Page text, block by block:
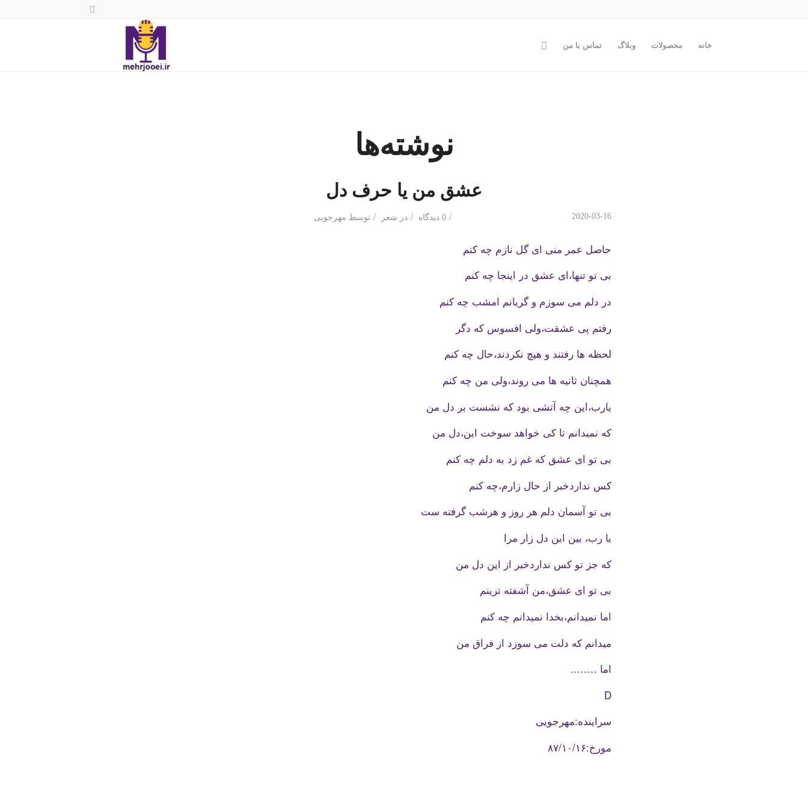
خانه محصولات وبلاگ تماس با من
نوشته‌ها
عشق من یا حرف دل
2020-03-16
/ 0 دیدگاه / در شعر / توسط مهرجویی
حاصل عمر منی ای گل نازم چه کنم
بی تو تنها،ای عشق در اینجا چه کنم
در دلم می سوزم و گریانم امشب چه کنم
رفتم پی عشقت،ولی افسوس که دگر
لحظه ها رفتند و هیچ نکردند،حال چه کنم
همچنان ثانیه ها می روند،ولی من چه کنم
یارب،این چه آتشی بود که نشست بر دل من
که نمیدانم تا کی خواهد سوخت این،دل من
بی تو ای عشق که غم زد به دلم چه کنم
کس نداردخبر از حال زارم،چه کنم
بی تو آسمان دلم هر روز و هرشب گرفته ست
یا رب، بین این دل زار مرا
که جز تو کس نداردخبر از این دل من
بی تو ای عشق،من آشفته ترینم
اما نمیدانم،بخدا نمیدانم چه کنم
میدانم که دلت می سوزد از فراق من
اما ……..
D
سراینده:مهرجویی
مورخ:۸۷/۱۰/۱۶